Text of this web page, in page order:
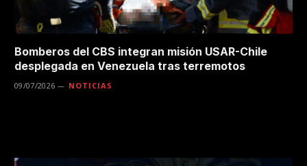
Bomberos del CBS integran misión USAR-Chile
desplegada en Venezuela tras terremotos
09/07/2026 NOTICIAS